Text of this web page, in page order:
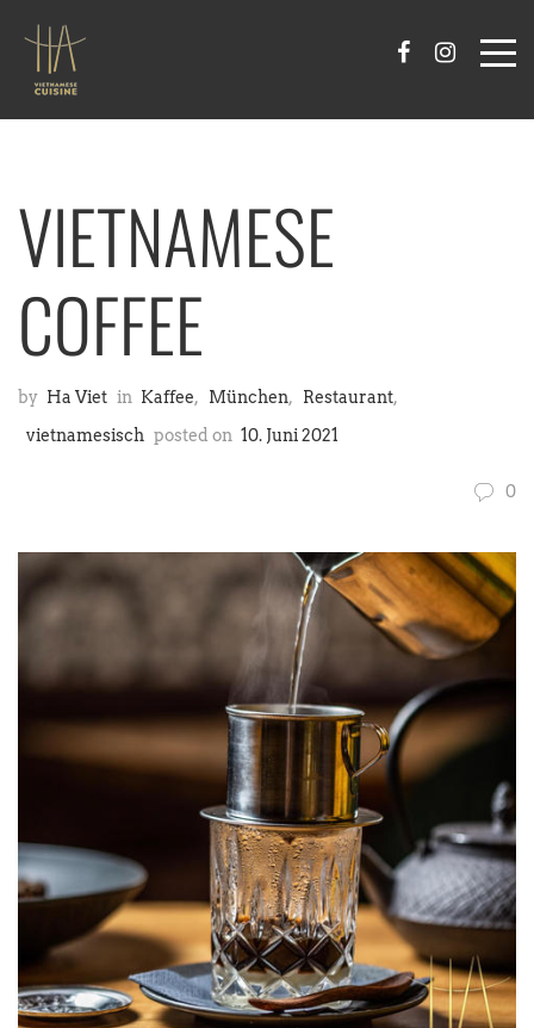
VIETNAMESE
COFFEE
by Ha Viet in Kaffee, München, Restaurant,
vietnamesisch posted on 10. Juni 2021
0